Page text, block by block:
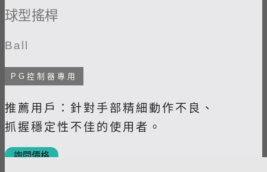
球型搖桿
Ball
PG控制器專用
推薦用戶： 針對手部精細動作不良、
抓握穩定性 不佳的使用者。
詢問價格